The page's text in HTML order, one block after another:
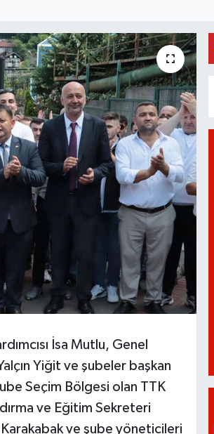
İsa Mutlu, Genel
Yiğit ve şubeler başkan
Seçim Bölgesi olan TTK
ve Eğitim Sekreteri
ve şube yöneticileri